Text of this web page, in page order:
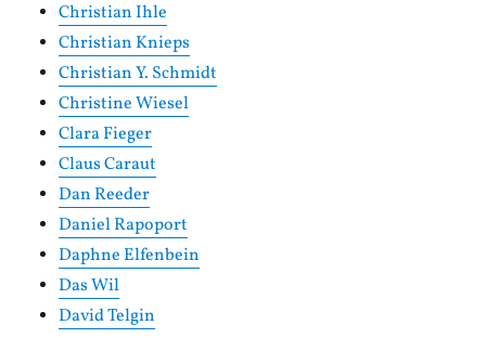
Christian Ihle
Christian Knieps
Christian Y. Schmidt
Christine Wiesel
Clara Fieger
Claus Caraut
Dan Reeder
Daniel Rapoport
Daphne Elfenbein
Das Wil
David Telgin